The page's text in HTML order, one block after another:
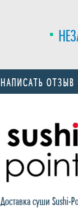
НАПИСАТЬ ОТЗЫВ
Доставка суши Sushi-